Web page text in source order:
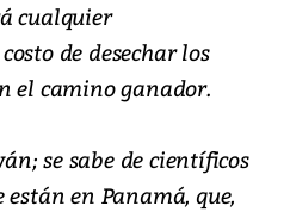
cualquier
de desechar los
el camino ganador.
se sabe de científicos
en Panamá, que,